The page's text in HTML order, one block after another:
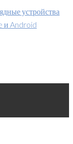
устройства
и Android